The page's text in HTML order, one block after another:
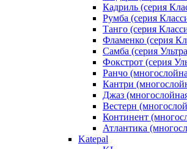
Кадриль (серия
Румба (серия
Танго (серия
Фламенко (серия
Самба (серия
Фокстрот (серия
Ранчо
Кантри
Джаз
Вестерн
Континент
Атлантика
Katepal